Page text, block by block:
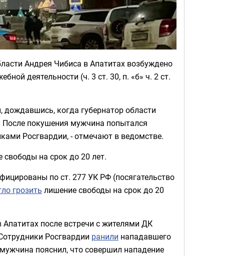
Андрея Чибиса в Апатитах возбуждено
деятельности (ч. 3 ст. 30, п. «б» ч. 2 ст.
дождавшись, когда губернатор области
покушения мужчина попытался
Росгвардии, - отмечают в ведомстве.
на срок до 20 лет.
по ст. 277 УК РФ (посягательство
грозить лишение свободы на срок до 20
Апатитах после встречи с жителями ДК
Росгвардии ранили нападавшего
мужчина пояснил, что совершил нападение